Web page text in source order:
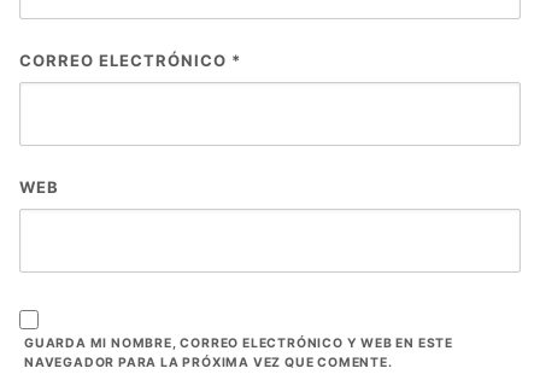
CORREO ELECTRÓNICO *
WEB
GUARDA MI NOMBRE, CORREO ELECTRÓNICO Y WEB EN ESTE
NAVEGADOR PARA LA PRÓXIMA VEZ QUE COMENTE.